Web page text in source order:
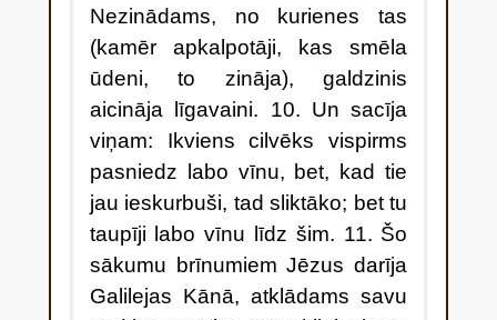
Nezinādams, no kurienes tas
(kamēr apkalpotāji, kas smēla
ūdeni, to zināja), galdzinis
aicināja līgavaini. 10. Un sacīja
viņam: Ikviens cilvēks vispirms
pasniedz labo vīnu, bet, kad tie
jau ieskurbuši, tad sliktāko; bet tu
taupīji labo vīnu līdz šim. 11. Šo
sākumu brīnumiem Jēzus darīja
Galilejas Kānā, atklādams savu